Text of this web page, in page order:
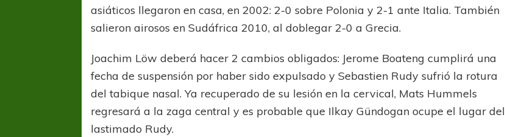
asiáticos llegaron en casa, en 2002: 2-0 sobre Polonia y 2-1 ante Italia. También
salieron airosos en Sudáfrica 2010, al doblegar 2-0 a Grecia.
Joachim Löw deberá hacer 2 cambios obligados: Jerome Boateng cumplirá una
fecha de suspensión por haber sido expulsado y Sebastien Rudy sufrió la rotura
del tabique nasal. Ya recuperado de su lesión en la cervical, Mats Hummels
regresará a la zaga central y es probable que Ilkay Gündogan ocupe el lugar del
lastimado Rudy.